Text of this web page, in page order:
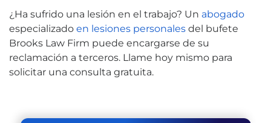
¿Ha sufrido una lesión en el trabajo? Un abogado
especializado en lesiones personales del bufete
Brooks Law Firm puede encargarse de su
reclamación a terceros. Llame hoy mismo para
solicitar una consulta gratuita.